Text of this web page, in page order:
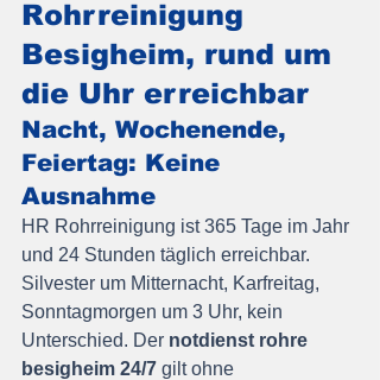
Rohrreinigung
Besigheim, rund um
die Uhr erreichbar
Nacht, Wochenende,
Feiertag: Keine
Ausnahme
HR Rohrreinigung ist 365 Tage im Jahr
und 24 Stunden täglich erreichbar.
Silvester um Mitternacht, Karfreitag,
Sonntagmorgen um 3 Uhr, kein
Unterschied. Der notdienst rohre
besigheim 24/7 gilt ohne